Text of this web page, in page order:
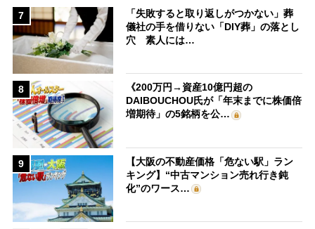
7
「失敗すると取り返しがつかない」葬
儀社の手を借りない「DIY葬」の落とし
穴 素人には…
8
《200万円→資産10億円超の
DAIBOUCHOU氏が「年末までに株価倍
増期待」の5銘柄を公…
9
【大阪の不動産価格「危ない駅」ラン
キング】“中古マンション売れ行き鈍
化”のワース…